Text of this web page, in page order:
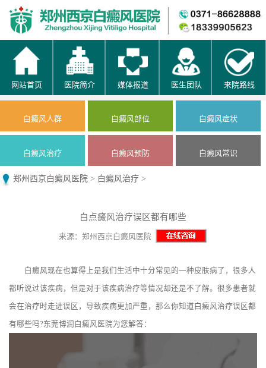
网站首页 医院简介 媒体报道 医生团队 来院路线
白癜风人群 白癜风部位 白癜风症状
白癜风治疗 白癜风预防 白癜风常识
郑州西京白癜风医院 > 白癜风治疗 >
白点癜风治疗误区都有哪些
来源：郑州西京白癜风医院
白癜风现在也算得上是我们生活中十分常见的一种皮肤病了，很多人
都听说过该疾病，但是对于该疾病治疗等情况却还是不了解。很多患者就
会在治疗时走进误区，导致疾病更加严重，那么你知道白癜风治疗误区都
有哪些吗?东莞博润白癜风医院为您解答：